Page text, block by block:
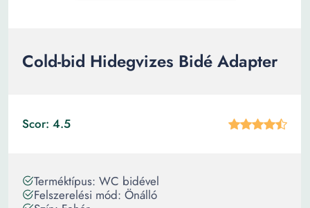
Cold-bid Hidegvizes Bidé Adapter
Scor: 4.5
Terméktípus: WC bidével
Felszerelési mód: Önálló